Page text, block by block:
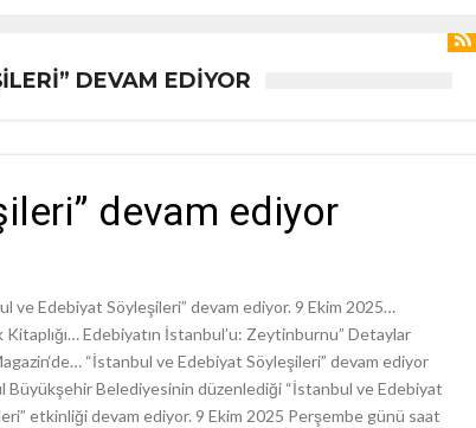
DEVAM EDIYOR
devam ediyor
ve Edebiyat Söyleşileri” devam ediyor. 9 Ekim 2025…
Edebiyatın İstanbul’u: Zeytinburnu” Detaylar
“İstanbul ve Edebiyat Söyleşileri” devam ediyor
Büyükşehir Belediyesinin düzenlediği “İstanbul ve Edebiyat
etkinliği devam ediyor. 9 Ekim 2025 Perşembe günü saat